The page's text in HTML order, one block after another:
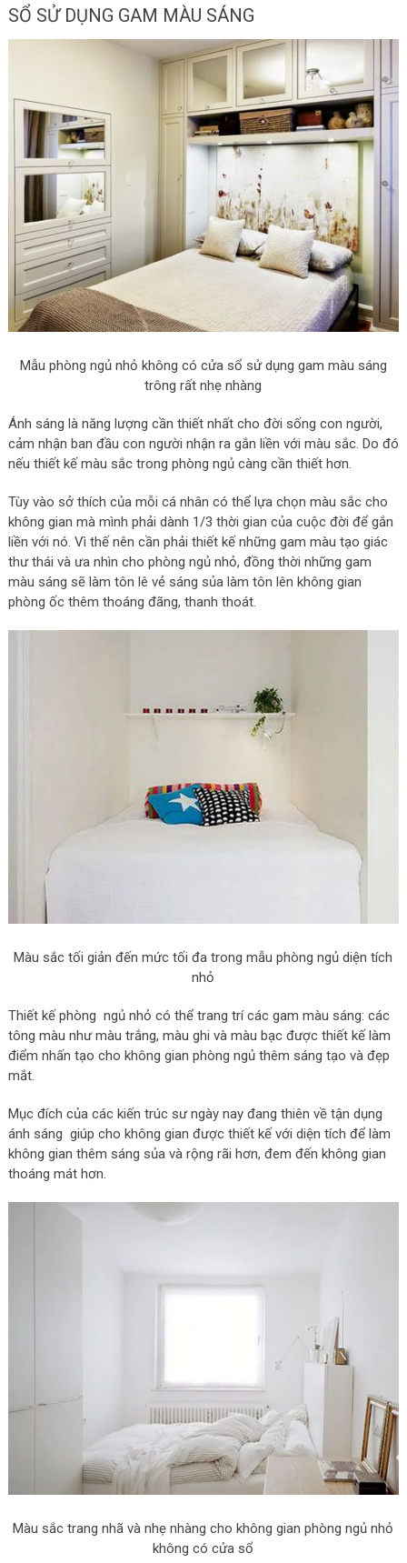
SỔ SỬ DỤNG GAM MÀU SÁNG
Mẫu phòng ngủ nhỏ không có cửa sổ sử dụng gam màu sáng
trông rất nhẹ nhàng
Ánh sáng là năng lượng cần thiết nhất cho đời sống con người,
cảm nhận ban đầu con người nhận ra gắn liền với màu sắc. Do đó
nếu thiết kế màu sắc trong phòng ngủ càng cần thiết hơn.
Tùy vào sở thích của mỗi cá nhân có thể lựa chọn màu sắc cho
không gian mà mình phải dành 1/3 thời gian của cuộc đời để gắn
liền với nó. Vì thế nên cần phải thiết kế những gam màu tạo giác
thư thái và ưa nhìn cho phòng ngủ nhỏ, đồng thời những gam
màu sáng sẽ làm tôn lê vẻ sáng sủa làm tôn lên không gian
phòng ốc thêm thoáng đãng, thanh thoát.
Màu sắc tối giản đến mức tối đa trong mẫu phòng ngủ diện tích
nhỏ
Thiết kế phòng ngủ nhỏ có thể trang trí các gam màu sáng: các
tông màu như màu trắng, màu ghi và màu bạc được thiết kế làm
điểm nhấn tạo cho không gian phòng ngủ thêm sáng tạo và đẹp
mắt.
Mục đích của các kiến trúc sư ngày nay đang thiên về tận dụng
ánh sáng giúp cho không gian được thiết kế với diện tích để làm
không gian thêm sáng sủa và rộng rãi hơn, đem đến không gian
thoáng mát hơn.
Màu sắc trang nhã và nhẹ nhàng cho không gian phòng ngủ nhỏ
không có cửa sổ